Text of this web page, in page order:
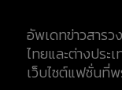
อัพเดทข่าวสาร
ไทยและต่างประ
เว็บไซต์แฟชั่นที่